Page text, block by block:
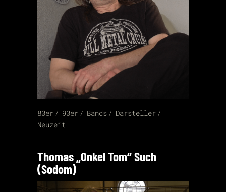
80er 90er Bands
Darsteller
Neuzeit
Thomas „Onkel Tom“ Such
(Sodom)